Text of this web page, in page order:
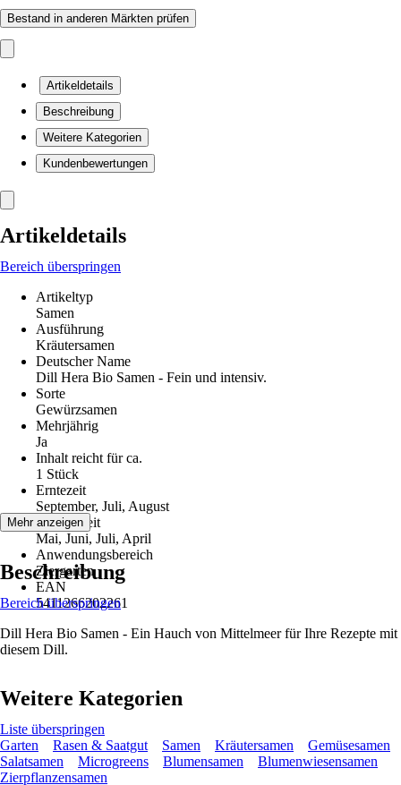
Bestand in anderen Märkten prüfen
Artikeldetails
Beschreibung
Weitere Kategorien
Kundenbewertungen
Artikeldetails
Bereich überspringen
Artikeltyp
Samen
Ausführung
Kräutersamen
Deutscher Name
Dill Hera Bio Samen - Fein und intensiv.
Sorte
Gewürzsamen
Mehrjährig
Ja
Inhalt reicht für ca.
1 Stück
Erntezeit
September, Juli, August
Aussaatzeit
Mai, Juni, Juli, April
Anwendungsbereich
Ziergarten
EAN
5411266202261
Mehr anzeigen
Beschreibung
Bereich überspringen
Dill Hera Bio Samen - Ein Hauch von Mittelmeer für Ihre Rezepte mit
diesem Dill.
Weitere Kategorien
Liste überspringen
Garten
Rasen & Saatgut Samen Kräutersamen
Gemüsesamen
Salatsamen
Microgreens Blumensamen
Blumenwiesensamen
Zierpflanzensamen